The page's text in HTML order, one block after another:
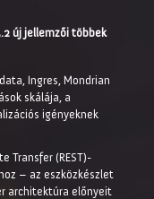
új jellemzői többek
Ingres, Mondrian
skálája, a
igényeknek
Transfer (REST)-
– az eszközkészlet
architektúra előnyeit